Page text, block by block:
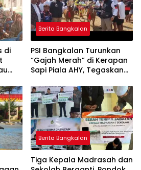
di
Berita Bangkalan
PSI Bangkalan Turunkan
“Gajah Merah” di Kerapan
Sapi Piala AHY, Tegaskan
Madura
Berita Bangkalan
Tiga Kepala Madrasah dan